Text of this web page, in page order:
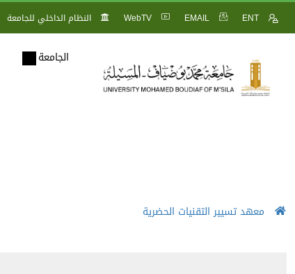
ENT
EMAIL
WebTV النظام الداخلي للجامعة
الجامعة
معهد تسيير التقنيات الحضرية